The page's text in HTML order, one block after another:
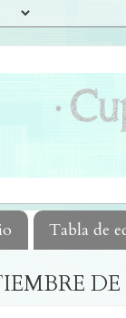
Tabla de
DE